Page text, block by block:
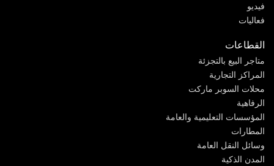
فيديو
فعاليات
القطاعات
متاجر البيع بالتجزئة
المراكز التجارية
محلات السوبر ماركت
الرفاهية
المؤسسات التعليمية والعامة
المطارات
وسائل النقل العامة
المدن الذكية